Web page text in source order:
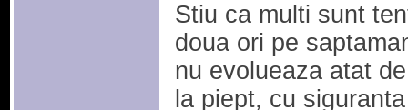
Stiu ca multi sunt
doua ori pe
nu evolueaza atat
la piept, cu